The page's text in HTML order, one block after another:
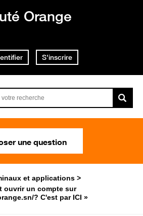
Orange
S'inscrire
une question
et applications
ouvrir un compte sur
? C'est par ICI »